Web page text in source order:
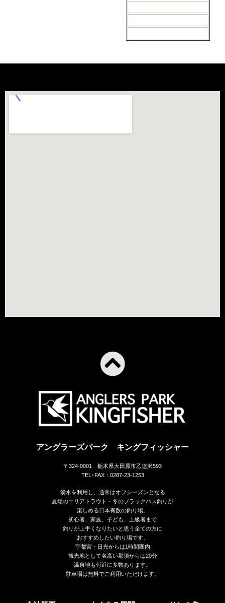
アングラーズパーク キングフィッシャー
〒324-0001 栃木県大田原市乙連沢593
TEL･FAX：0287-23-1253
湧水を利用し、通常はオフシーズンとなる
夏場のエリアトラウト・冬のブラックバス釣りが
楽しめる日本有数の釣り場。
初心者、家族、子ども、上級者まで
釣りが上手くなりたいと思う全ての方に
おすすめしたい釣り場です。
宇都宮・日光からは1時間圏内
観光地として名高い那須からは20分
温泉地も付近に多数あります。
駐車場は無料でご利用いただけます。